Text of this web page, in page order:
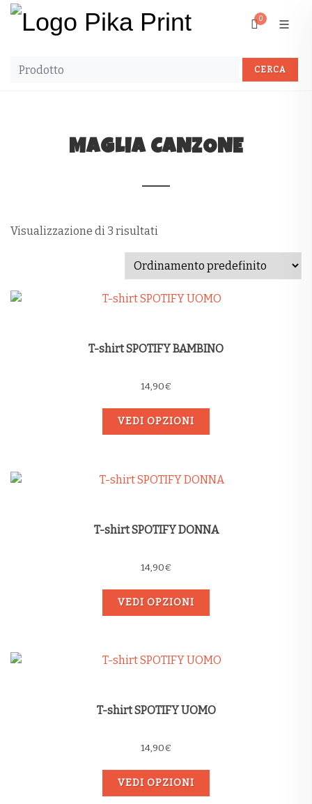
0
MAGLIA CANZONE
Visualizzazione di 3 risultati
T-shirt SPOTIFY BAMBINO
14,90€
VEDI OPZIONI
T-shirt SPOTIFY DONNA
14,90€
VEDI OPZIONI
T-shirt SPOTIFY UOMO
14,90€
VEDI OPZIONI